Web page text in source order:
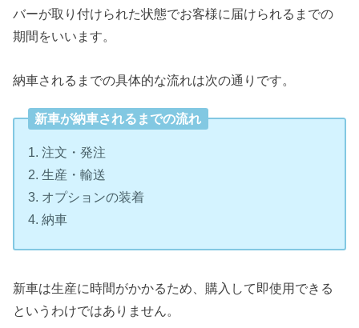
バーが取り付けられた状態でお客様に届けられるまでの
期間をいいます。
納車されるまでの具体的な流れは次の通りです。
新車が納車されるまでの流れ
1. 注文・発注
2. 生産・輸送
3. オプションの装着
4. 納車
新車は生産に時間がかかるため、購入して即使用できる
というわけではありません。